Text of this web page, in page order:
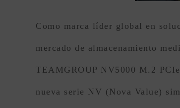
Como marca líder global en
mercado de almacenamiento
TEAMGROUP NV5000 M.2
nueva serie NV (Nova Value)